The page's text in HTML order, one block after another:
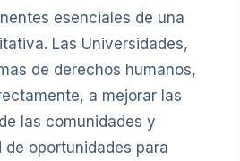
esenciales de una
Las Universidades,
de derechos humanos,
a mejorar las
las comunidades y
oportunidades para